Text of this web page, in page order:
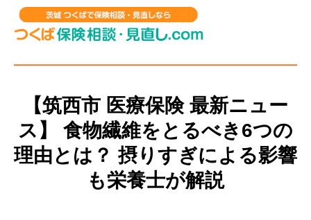
【筑西市 医療保険 最新ニュー
ス】 食物繊維をとるべき6つの
理由とは？ 摂りすぎによる影響
も栄養士が解説